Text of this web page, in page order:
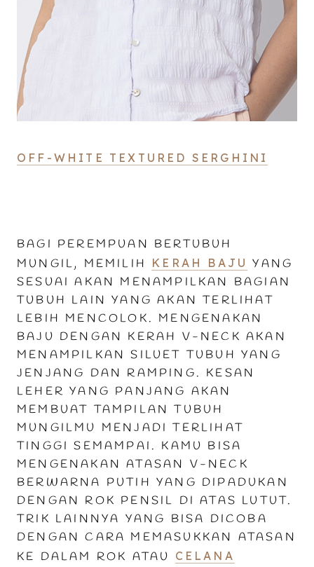
OFF-WHITE TEXTURED SERGHINI
BAGI PEREMPUAN BERTUBUH
MUNGIL, MEMILIH
KERAH BAJU YANG
SESUAI AKAN MENAMPILKAN BAGIAN
TUBUH LAIN YANG AKAN TERLIHAT
LEBIH MENCOLOK. MENGENAKAN
BAJU DENGAN KERAH V-NECK AKAN
MENAMPILKAN SILUET TUBUH YANG
JENJANG DAN RAMPING. KESAN
LEHER YANG PANJANG AKAN
MEMBUAT TAMPILAN TUBUH
MUNGILMU MENJADI TERLIHAT
TINGGI SEMAMPAI. KAMU BISA
MENGENAKAN ATASAN V-NECK
BERWARNA PUTIH YANG DIPADUKAN
DENGAN ROK PENSIL DI ATAS LUTUT.
TRIK LAINNYA YANG BISA DICOBA
DENGAN CARA MEMASUKKAN ATASAN
KE DALAM ROK ATAU CELANA